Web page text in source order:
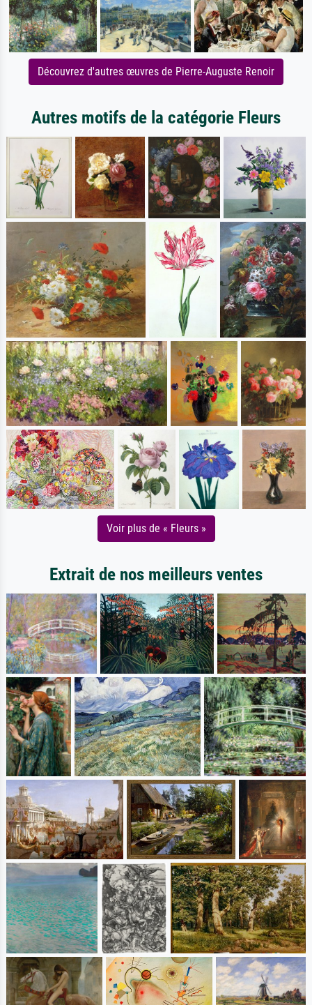
Découvrez d'autres œuvres de Pierre-Auguste Renoir
Autres motifs de la catégorie Fleurs
Voir plus de « Fleurs »
Extrait de nos meilleurs ventes